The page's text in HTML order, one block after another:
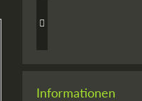
Informationen